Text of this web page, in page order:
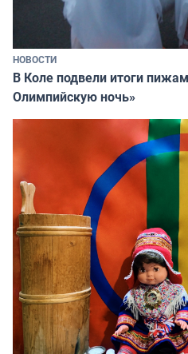
НОВОСТИ
В Коле подвели итоги
Олимпийскую ночь»